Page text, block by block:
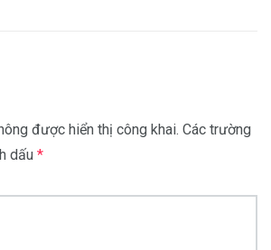
được hiển thị công khai. Các trường
dấu *